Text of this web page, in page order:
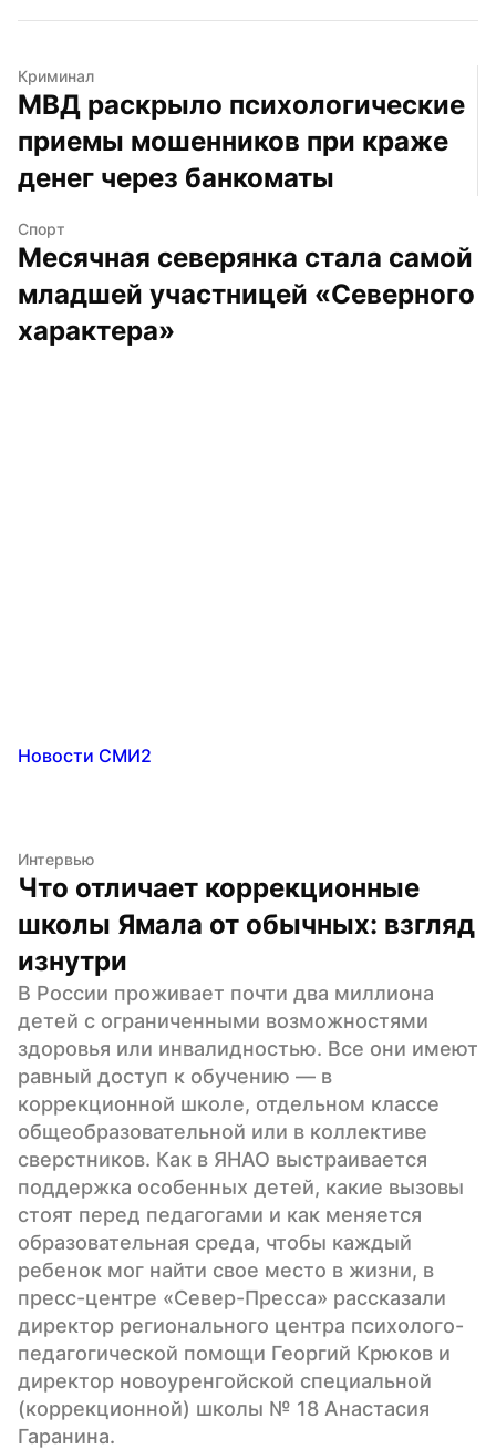
Криминал
МВД раскрыло психологические
приемы мошенников при краже
денег через банкоматы
Спорт
Месячная северянка стала самой
младшей участницей «Северного
характера»
Новости СМИ2
Интервью
Что отличает коррекционные
школы Ямала от обычных: взгляд
изнутри
В России проживает почти два миллиона
детей с ограниченными возможностями
здоровья или инвалидностью. Все они имеют
равный доступ к обучению — в
коррекционной школе, отдельном классе
общеобразовательной или в коллективе
сверстников. Как в ЯНАО выстраивается
поддержка особенных детей, какие вызовы
стоят перед педагогами и как меняется
образовательная среда, чтобы каждый
ребенок мог найти свое место в жизни, в
пресс-центре «Север-Пресса» рассказали
директор регионального центра психолого-
педагогической помощи Георгий Крюков и
директор новоуренгойской специальной
(коррекционной) школы № 18 Анастасия
Гаранина.